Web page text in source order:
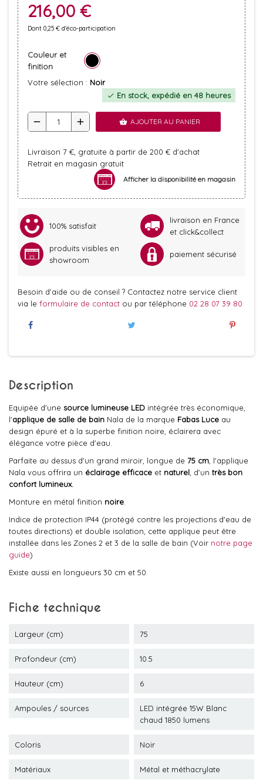
216,00 €
Dont 0,25 € d'éco-participation
Couleur et
finition
Votre sélection : Noir
check En stock, expédié en 48 heures
remove add shopping_basket AJOUTER AU PANIER
Livraison 7 €, gratuite à partir de 200 € d'achat
Retrait en magasin gratuit
Afficher la disponibilité en magasin
100% satisfait
livraison en France
et click&collect
produits visibles en
showroom
paiement sécurisé
Besoin d'aide ou de conseil ? Contactez notre service client
via le formulaire de contact ou par téléphone 02 28 07 39 80
Description
Equipée d'une source lumineuse LED intégrée très économique,
l'applique de salle de bain Nala de la marque Fabas Luce au
design épuré et à la superbe finition noire, éclairera avec
élégance votre pièce d'eau.
Parfaite au dessus d'un grand miroir, longue de 75 cm , l'applique
Nala vous offrira un éclairage efficace et naturel , d'un très bon
confort lumineux.
Monture en métal finition noire
Indice de protection IP44 (protégé contre les projections d'eau de
toutes directions) et double isolation, cette applique peut être
installée dans les Zones 2 et 3 de la salle de bain (Voir notre page
guide)
Existe aussi en longueurs 30 cm et 50.
Fiche technique
Largeur (cm) 75
Profondeur (cm) 10.5
Hauteur (cm) 6
Ampoules / sources
LED intégrée 15W Blanc
chaud 1850 lumens
Coloris Noir
Matériaux Métal et méthacrylate